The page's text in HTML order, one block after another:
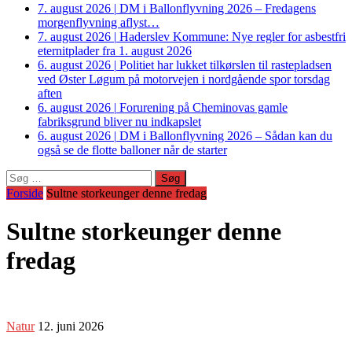
7. august 2026 | DM i Ballonflyvning 2026 – Fredagens
morgenflyvning aflyst…
7. august 2026 | Haderslev Kommune: Nye regler for asbestfri
eternitplader fra 1. august 2026
6. august 2026 | Politiet har lukket tilkørslen til rastepladsen
ved Øster Løgum på motorvejen i nordgående spor torsdag
aften
6. august 2026 | Forurening på Cheminovas gamle
fabriksgrund bliver nu indkapslet
6. august 2026 | DM i Ballonflyvning 2026 – Sådan kan du
også se de flotte balloner når de starter
Søg
efter:
Forside Sultne storkeunger denne fredag
Sultne storkeunger denne
fredag
Natur 12. juni 2026